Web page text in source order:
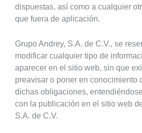
dispuestas, así como a cualquier
que fuera de aplicación.
Grupo Andrey, S.A. de C.V., se
modificar cualquier tipo de
aparecer en el sitio web, sin que
preavisar o poner en conocimiento
dichas obligaciones,
con la publicación en el sitio web
S.A. de C.V.